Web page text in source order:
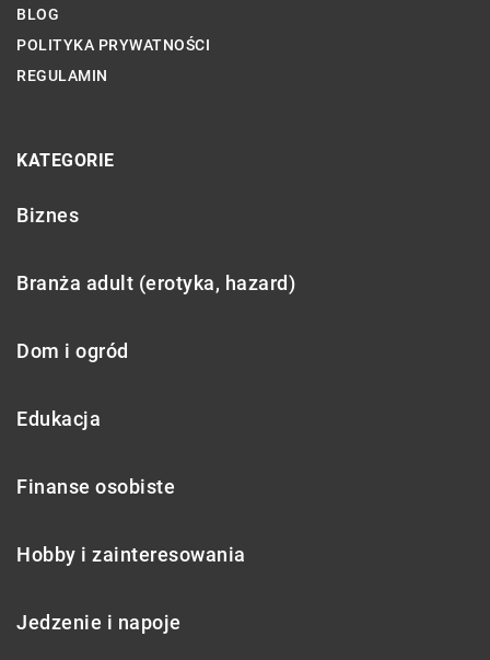
BLOG
POLITYKA PRYWATNOŚCI
REGULAMIN
KATEGORIE
Biznes
Branża adult (erotyka, hazard)
Dom i ogród
Edukacja
Finanse osobiste
Hobby i zainteresowania
Jedzenie i napoje